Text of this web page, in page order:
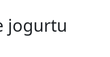
jogurtu